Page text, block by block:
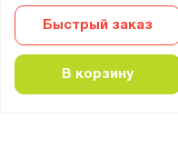
Быстрый заказ
В корзину